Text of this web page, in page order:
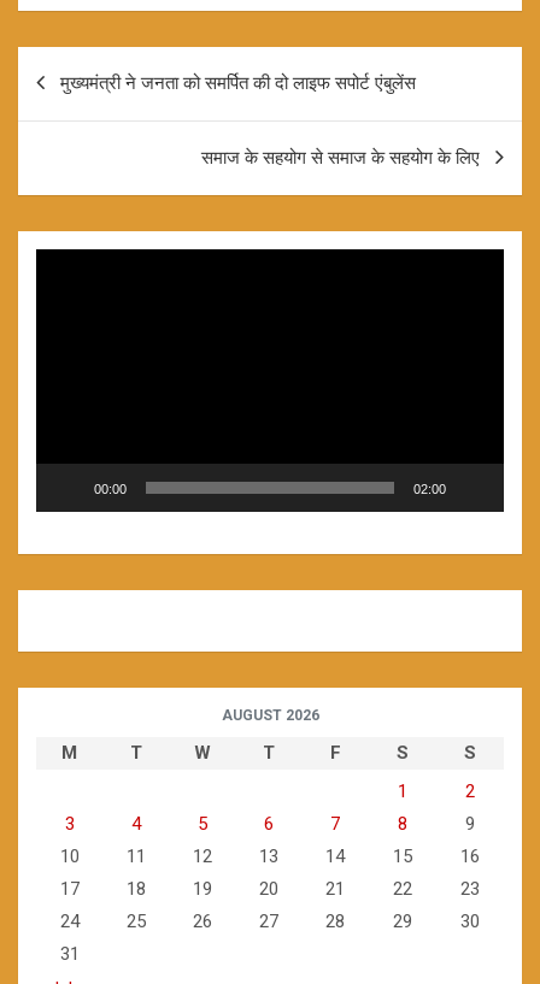
ce
b
o
at
s
A
ar
e
navigation
मुख्यमंत्री ने जनता को समर्पित की दो लाइफ सपोर्ट एंबुलेंस
समाज के सहयोग से समाज के सहयोग के लिए
00:00 02:00
AUGUST 2026
M T W T F S
S
1
2
3
4 5 6 7 8
9
10
11 12 13 14 15
16
17
18 19 20 21 22
23
24
25 26 27 28 29
30
31